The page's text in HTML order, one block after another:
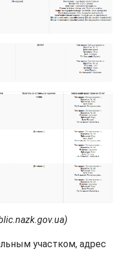
участком, адрес